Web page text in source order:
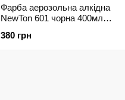
Фарба аерозольна алкідна
NewTon 601 чорна 400мл
380 грн